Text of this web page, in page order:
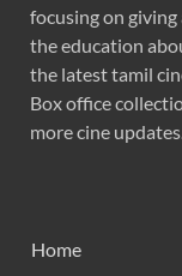
focusing on
the education
the latest tamil
Box office
more cine
Home